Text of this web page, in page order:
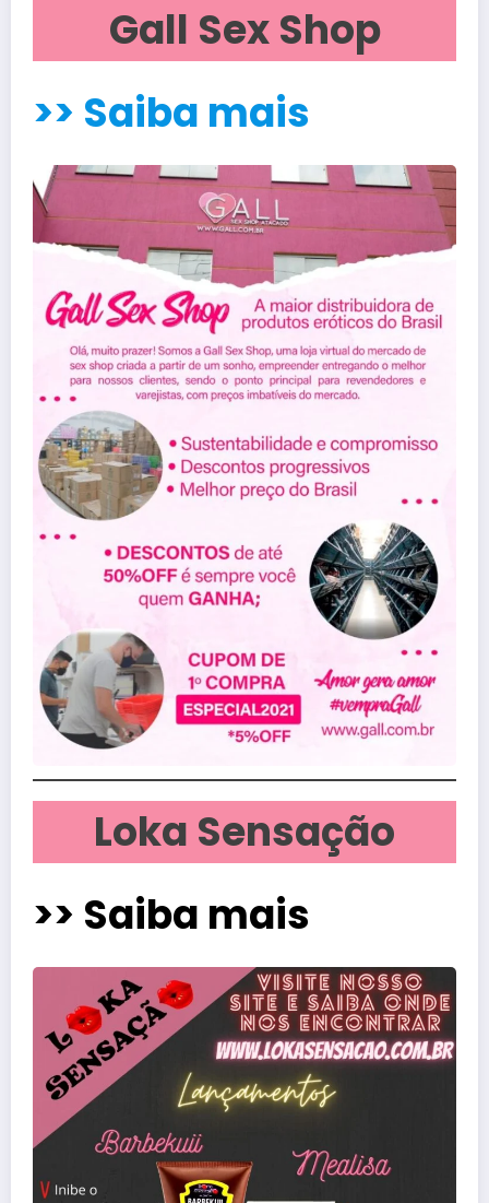
Gall Sex Shop
>> Saiba mais
Loka Sensação
>> Saiba mais